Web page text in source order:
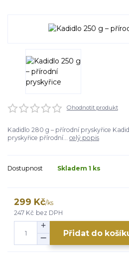
Ohodnotit produkt
Kadidlo 280 g – přírodní pryskyřice
pryskyřice přírodní... celý popis
Dostupnost Skladem 1 ks
299 Kč/ks
247 Kč bez DPH
Přidat do